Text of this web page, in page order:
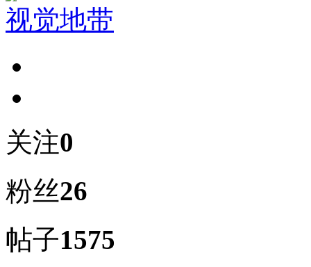
视觉地带
关注0
粉丝26
帖子1575